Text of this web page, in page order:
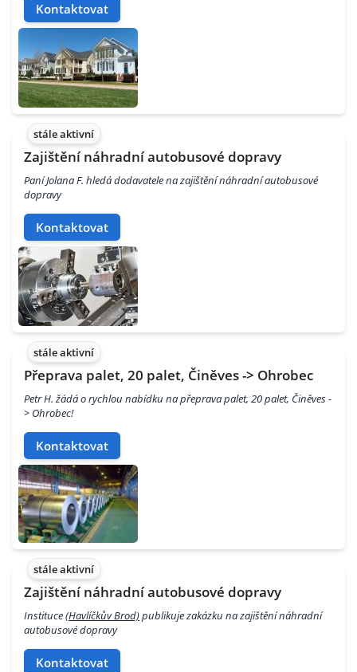
Kontaktovat
stále aktivní
Zajištění náhradní autobusové dopravy
Paní Jolana F. hledá dodavatele na zajištění náhradní autobusové
dopravy
Kontaktovat
stále aktivní
Přeprava palet, 20 palet, Činěves -> Ohrobec
Petr H. žádá o rychlou nabídku na přeprava palet, 20 palet, Činěves -
> Ohrobec!
Kontaktovat
stále aktivní
Zajištění náhradní autobusové dopravy
Instituce(Havlíčkův Brod)publikuje zakázku na zajištění náhradní
autobusové dopravy
Kontaktovat